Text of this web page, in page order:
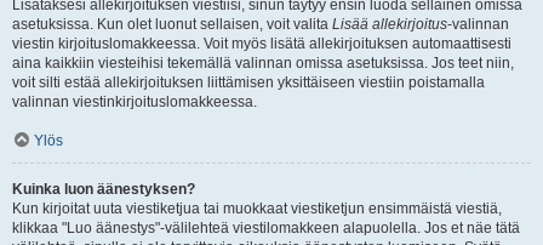
Lisätäksesi allekirjoituksen viestiisi, sinun täytyy ensin luoda sellainen omissa
asetuksissa. Kun olet luonut sellaisen, voit valita Lisää allekirjoitus-valinnan
viestin kirjoituslomakkeessa. Voit myös lisätä allekirjoituksen automaattisesti
aina kaikkiin viesteihisi tekemällä valinnan omissa asetuksissa. Jos teet niin,
voit silti estää allekirjoituksen liittämisen yksittäiseen viestiin poistamalla
valinnan viestinkirjoituslomakkeessa.
Ylös
Kuinka luon äänestyksen?
Kun kirjoitat uuta viestiketjua tai muokkaat viestiketjun ensimmäistä viestiä,
klikkaa "Luo äänestys"-välilehteä viestilomakkeen alapuolella. Jos et näe tätä